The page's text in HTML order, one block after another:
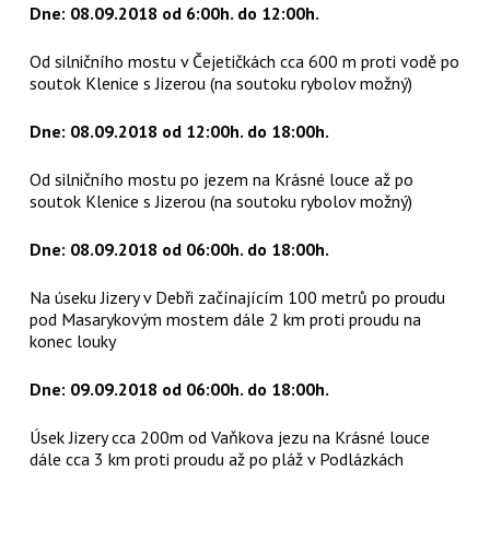
Dne: 08.09.2018 od 6:00h. do 12:00h.
Od silničního mostu v Čejetičkách cca 600 m proti vodě po
soutok Klenice s Jizerou (na soutoku rybolov možný)
Dne: 08.09.2018 od 12:00h. do 18:00h.
Od silničního mostu po jezem na Krásné louce až po
soutok Klenice s Jizerou (na soutoku rybolov možný)
Dne: 08.09.2018 od 06:00h. do 18:00h.
Na úseku Jizery v Debři začínajícím 100 metrů po proudu
pod Masarykovým mostem dále 2 km proti proudu na
konec louky
Dne: 09.09.2018 od 06:00h. do 18:00h.
Úsek Jizery cca 200m od Vaňkova jezu na Krásné louce
dále cca 3 km proti proudu až po pláž v Podlázkách